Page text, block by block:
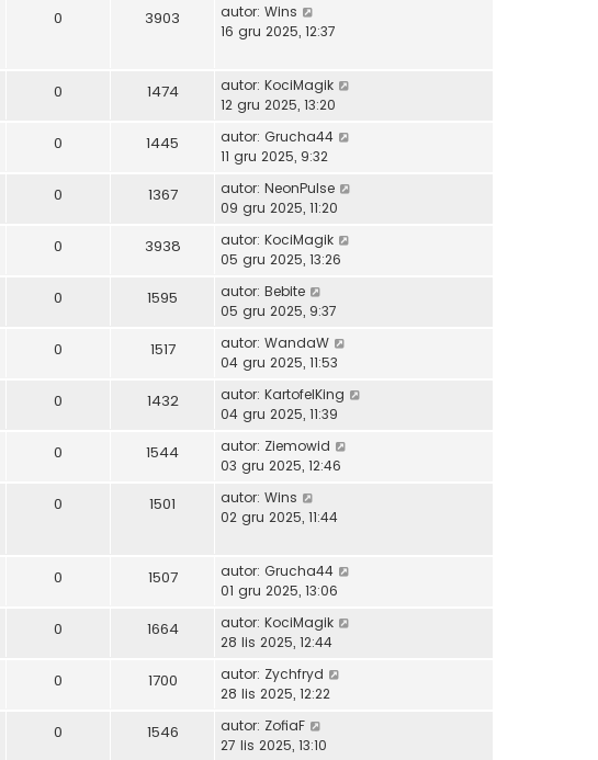
0 3903 autor: Wins
16 gru 2025, 12:37
0 1474 autor: KociMagik
12 gru 2025, 13:20
0 1445 autor: Grucha44
11 gru 2025, 9:32
0 1367 autor: NeonPulse
09 gru 2025, 11:20
0 3938 autor: KociMagik
05 gru 2025, 13:26
0 1595 autor: Bebite
05 gru 2025, 9:37
0 1517 autor: WandaW
04 gru 2025, 11:53
0 1432 autor: KartofelKing
04 gru 2025, 11:39
0 1544 autor: Ziemowid
03 gru 2025, 12:46
0 1501 autor: Wins
02 gru 2025, 11:44
0 1507 autor: Grucha44
01 gru 2025, 13:06
0 1664 autor: KociMagik
28 lis 2025, 12:44
0 1700 autor: Zychfryd
28 lis 2025, 12:22
0 1546 autor: ZofiaF
27 lis 2025, 13:10